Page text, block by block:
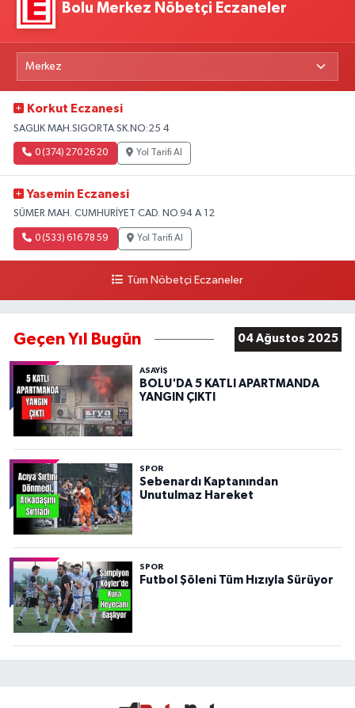
Bolu Merkez Nöbetçi Eczaneler
Korkut Eczanesi
SAGLIK MAH.SIGORTA SK.NO:25 4
0 (374) 270 26 20 Yol Tarifi Al
Yasemin Eczanesi
SÜMER MAH. CUMHURİYET CAD. NO.94 A 12
0 (533) 616 78 59 Yol Tarifi Al
Tüm Nöbetçi Eczaneler
Geçen Yıl Bugün 04 Ağustos 2025
ASAYIŞ
BOLU'DA 5 KATLI APARTMANDA
YANGIN ÇIKTI
SPOR
Sebenardı Kaptanından
Unutulmaz Hareket
SPOR
Futbol Şöleni Tüm Hızıyla Sürüyor